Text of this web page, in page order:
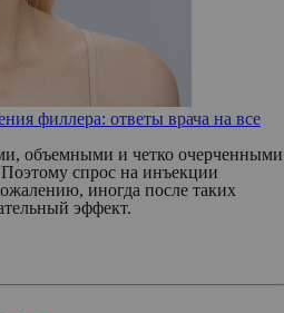
филлера: ответы врача на все
объемными и четко очерченными
спрос на инъекции
иногда после таких
эффект.